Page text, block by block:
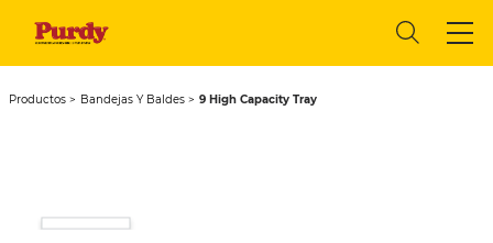
Productos Bandejas Y Baldes 9 High Capacity Tray